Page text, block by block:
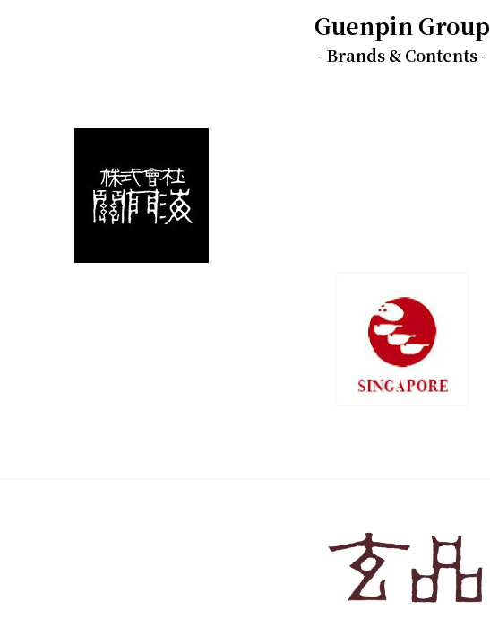
Guenpin Group
- Brands & Contents -